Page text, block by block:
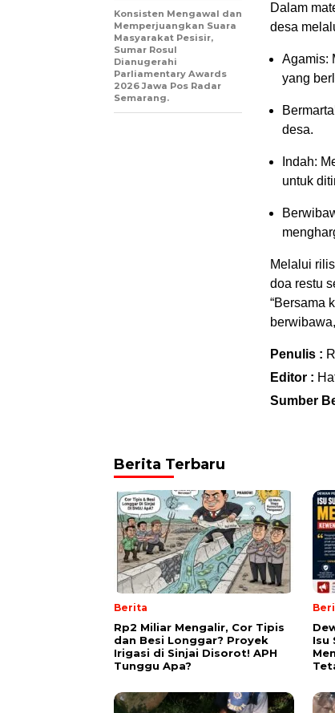
Dalam
desa
Agamis:
yang
desa.
Indah:
untuk
Melalui
doa restu
“Bersama
Penulis :
Editor :
Sumber
Konsisten Mengawal dan
Memperjuangkan Suara
Masyarakat Pesisir,
Sumar Rosul
Dianugerahi
Parliamentary Awards
2026 Jawa Pos Radar
Semarang.
Berita Terbaru
Berita
Rp2 Miliar Mengalir, Cor Tipis
dan Besi Longgar? Proyek
Irigasi di Sinjai Disorot! APH
Tunggu Apa?
Isu